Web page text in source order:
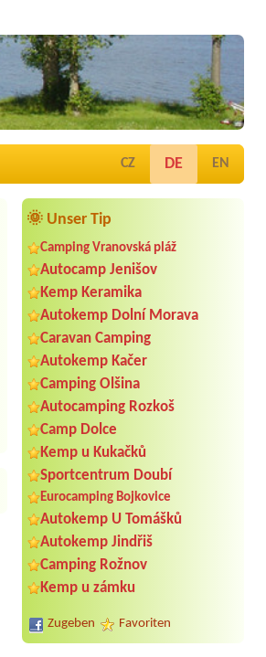
CZ DE EN
🌞 Unser Tip
Camping Vranovská pláž
Autocamp Jenišov
Kemp Keramika
Autokemp Dolní Morava
Caravan Camping
Autokemp Kačer
Camping Olšina
Autocamping Rozkoš
Camp Dolce
Kemp u Kukačků
Sportcentrum Doubí
Eurocamping Bojkovice
Autokemp U Tomášků
Autokemp Jindřiš
Camping Rožnov
Kemp u zámku
Zugeben Favoriten
Termin ab 2026-08-18 |
Chatka nebo maringotka+ 2 osoby
Termin ab 2026-07-31 |
Ejpovice
Termin ab 2026-09-05 |Autokempink
Vysočina